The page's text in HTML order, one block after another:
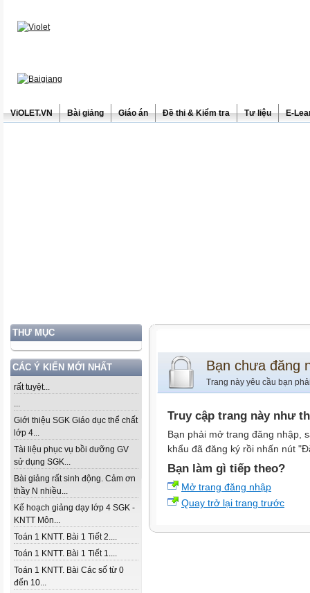
ViOLET.VN Bài giảng Giáo án Đề thi & Kiểm tra Tư liệu E-
THƯ MỤC
CÁC Ý KIẾN MỚI NHẤT
rất tuyệt...
...
Giới thiệu SGK Giáo dục thể chất
lớp 4...
Tài liệu phục vụ bồi dưỡng GV
sử dụng SGK...
Bài giảng rất sinh động. Cảm ơn
thầy N nhiều...
Kế hoạch giảng dạy lớp 4 SGK -
KNTT Môn...
Toán 1 KNTT. Bài 1 Tiết 2....
Toán 1 KNTT. Bài 1 Tiết 1....
Toán 1 KNTT. Bài Các số từ 0
đến 10...
Bạn chưa đăng
Trang này yêu cầu bạn
Truy cập trang này như
Bạn phải mở trang đăng nhập,
khẩu đã đăng ký rồi nhấn nút
Bạn làm gì tiếp theo?
Mở trang đăng nhập
Quay trở lại trang trước